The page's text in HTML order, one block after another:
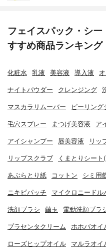
フェイスパック・シ
すすめ商品ランキング
化粧水 乳液 美容液 導入液
ナイトパウダー クレンジング
マスカラリムーバー ピーリン
毛穴スプレー まつげ美容液 ア
アイシャンプー 唇美容液 リッ
リップスクラブ くまとりシー
あぶらとり紙 コットン シミ用
ニキビパッチ マイクロニードル
洗顔ブラシ 繭玉 電動洗顔ブラ
プラセンタクリーム ホホバオイ
ローズヒップオイル マルラオイ